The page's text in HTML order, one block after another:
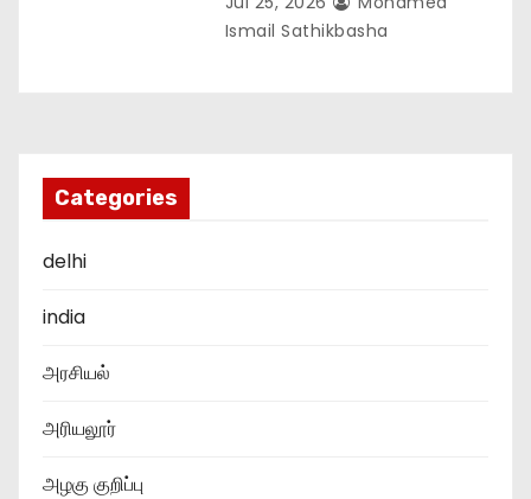
Ismail Sathikbasha
Categories
delhi
india
அரசியல்
அரியலூர்
அழகு குறிப்பு